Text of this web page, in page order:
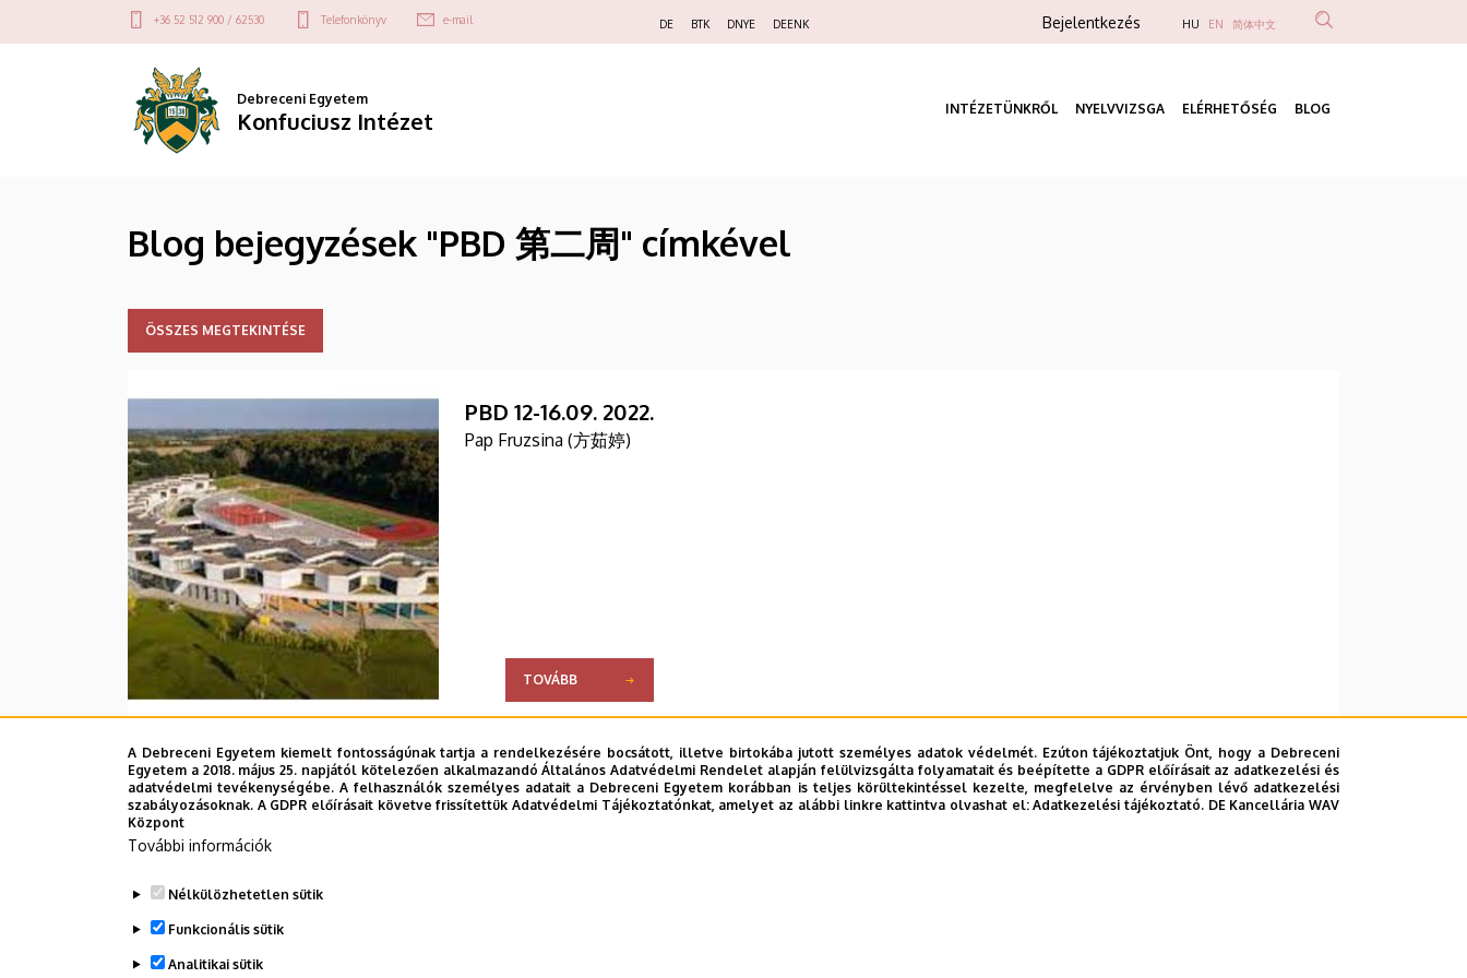
Konfuciusz
a
Felső
menü
+36 52 512 900 / 62530 Telefonkönyv e-mail DE BTK DNYE DEENK
Anonim
menüje
Bejelentkezés HU EN 简体中文
Debreceni Egyetem
Konfuciusz Intézet INTÉZETÜNKRŐL NYELVVIZSGA ELÉRHETŐSÉG BLOG
Blog bejegyzések "PBD 第二周" címkével
ÖSSZES MEGTEKINTÉSE
PBD 12-16.09. 2022.
Pap Fruzsina (方茹婷)
TOVÁBB
A Debreceni Egyetem kiemelt fontosságúnak tartja a rendelkezésére bocsátott, illetve birtokába jutott személyes adatok védelmét. Ezúton tájékoztatjuk Önt, hogy a Debreceni
Egyetem a 2018. május 25. napjától kötelezően alkalmazandó Általános Adatvédelmi Rendelet alapján felülvizsgálta folyamatait és beépítette a GDPR előírásait az adatkezelési és
adatvédelmi tevékenységébe. A felhasználók személyes adatait a Debreceni Egyetem korábban is teljes körültekintéssel kezelte, megfelelve az érvényben lévő adatkezelési
szabályozásoknak. A GDPR előírásait követve frissítettük Adatvédelmi Tájékoztatónkat, amelyet az alábbi linkre kattintva olvashat el:Adatkezelési tájékoztató. DE Kancellária WAV
Központ
További információk
Nélkülözhetetlen sütik
Funkcionális sütik
Analitikai sütik